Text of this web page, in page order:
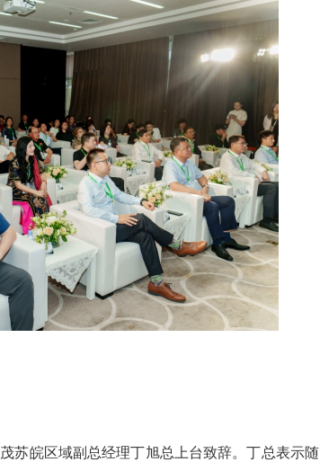
苏皖区域副总经理丁旭总上台致辞。丁总表示随